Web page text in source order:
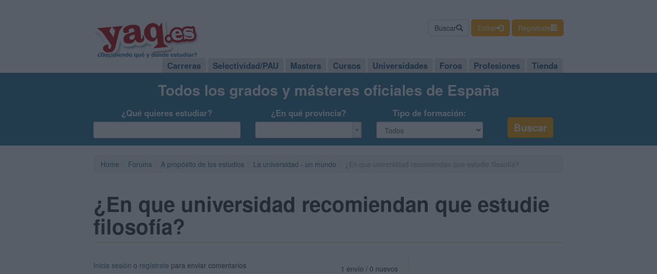
Buscar Entrar Regístrate
Carreras Selectividad/PAU Masters Cursos Universidades Foros Profesiones Tienda
Todos los grados y másteres oficiales de España
¿Qué quieres estudiar? ¿En qué provincia? Tipo de formación:
Home Forums A propósito de los estudios La universidad - un mundo
¿En que universidad recomiendan que estudie
filosofía?
1 envío / 0 nuevos
Inicia sesión o regístrate para enviar comentarios